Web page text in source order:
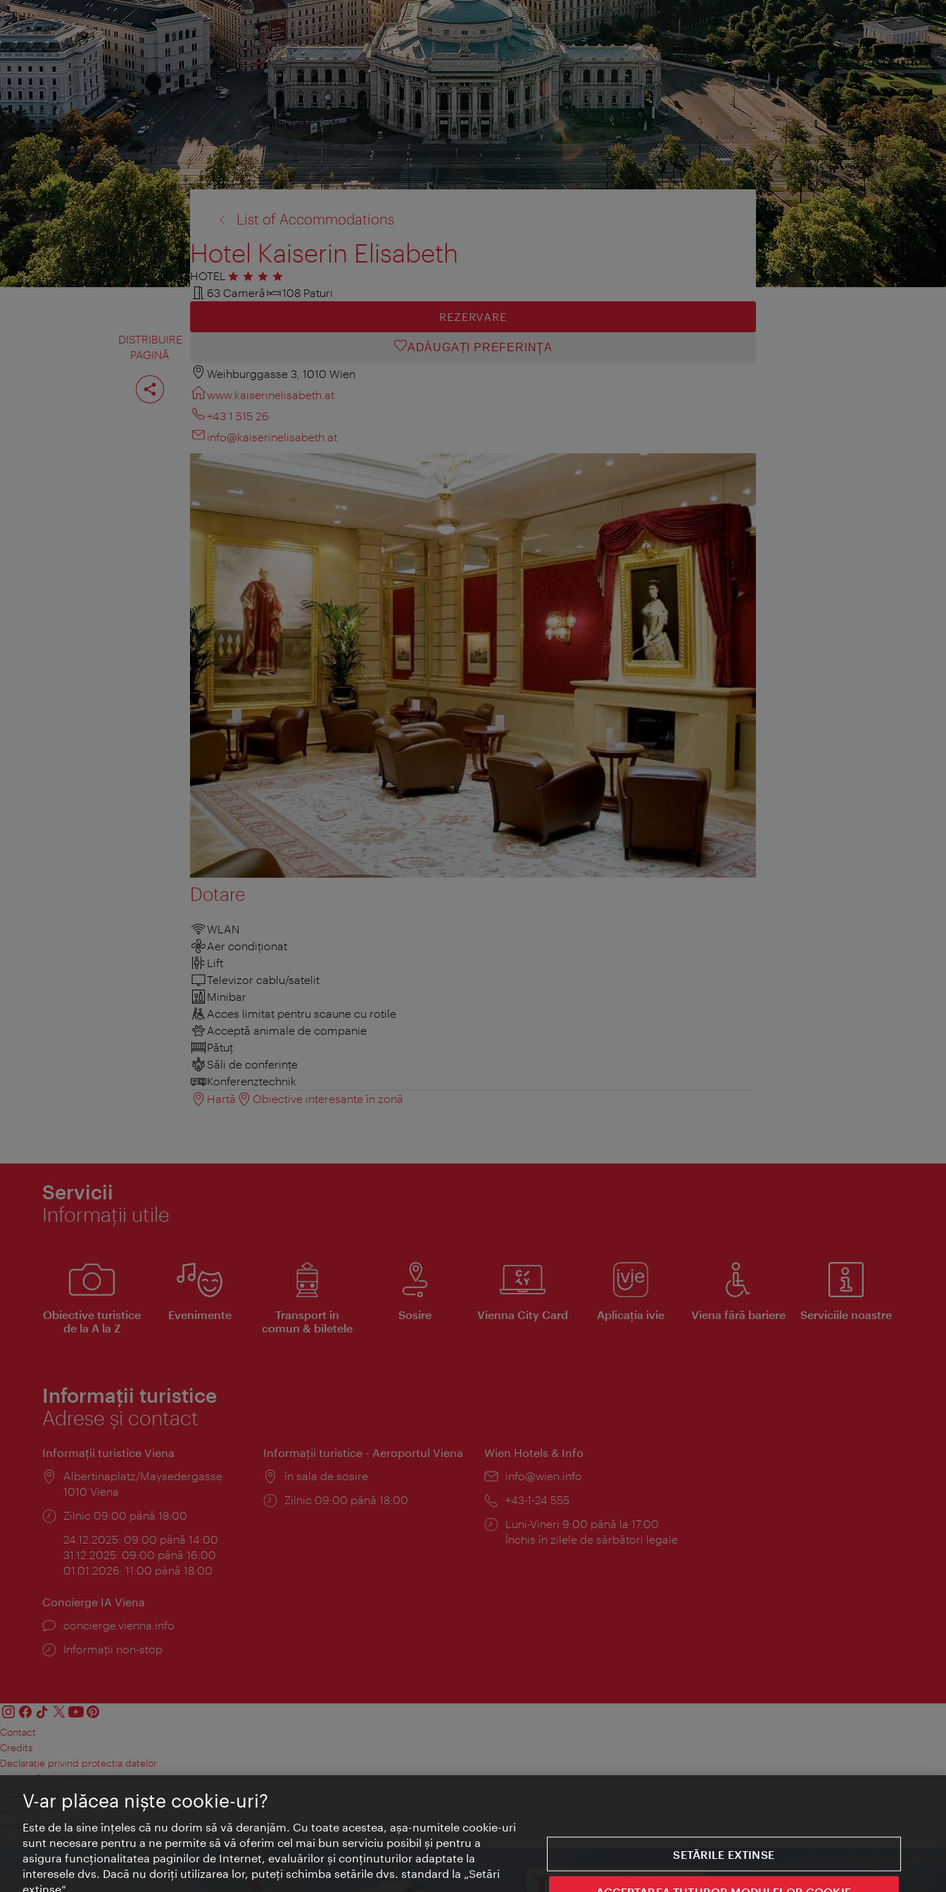
DISTRIBUIRE
PAGINĂ
Distribuiţi
pagina
List of Accommodations
Hotel Kaiserin Elisabeth
HOTEL 4 stele
63 Cameră
108 Paturi
REZERVARE
ADĂUGAȚI PREFERINŢA
Weihburggasse 3, 1010 Wien
www.kaiserinelisabeth.at
+43 1 515 26
info@kaiserinelisabeth.at
Dotare
WLAN
Aer condiționat
Lift
Televizor cablu/satelit
Minibar
Acces limitat pentru scaune cu rotile
Acceptă animale de companie
Pătuţ
Săli de conferințe
Konferenztechnik
Hartă
Obiective interesante în zonă
Servicii
Informaţii utile
Obiective turistice
de la A la Z
Evenimente
Transport în
comun & biletele
Sosire Vienna City Card Aplicaţia ivie Viena fără bariere Serviciile noastre
Informații turistice
Adrese și contact
Informaţii turistice Viena
Locul:
Albertinaplatz/Maysedergasse
1010 Viena
Program:
Zilnic 09:00 până 18:00
24.12.2025: 09:00 până 14:00
31.12.2025: 09:00 până 16:00
01.01.2026: 11:00 până 18:00
Informaţii turistice - Aeroportul Viena
Locul:
în sala de sosire
Program:
Zilnic 09:00 până 18:00
Wien Hotels & Info
E-
info@wien.info
Telefon:
+43-1-24 555
Program:
Luni-Vineri 9:00 până la 17:00
Închis în zilele de sărbători legale
Concierge IA Viena
concierge.vienna.info
Informații non-stop
Contact
Credits
Declaraţie privind protecţia datelor
Terms of Use
Accesibilitate
Contact presa
Setări module cookie
© Copyright Wien Tourismus
V-ar plăcea nişte cookie-uri?
Este de la sine înţeles că nu dorim să vă deranjăm. Cu toate acestea, aşa-numitele cookie-uri
sunt necesare pentru a ne permite să vă oferim cel mai bun serviciu posibil şi pentru a
asigura funcţionalitatea paginilor de Internet, evaluărilor şi conţinuturilor adaptate la
interesele dvs. Dacă nu doriţi utilizarea lor, puteţi schimba setările dvs. standard la „Setări
extinse“.
SETĂRILE EXTINSE